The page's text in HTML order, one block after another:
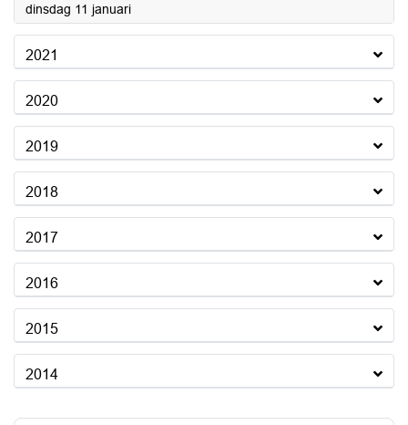
dinsdag 11 januari2022
2021
2020
2019
2018
2017
2016
2015
2014